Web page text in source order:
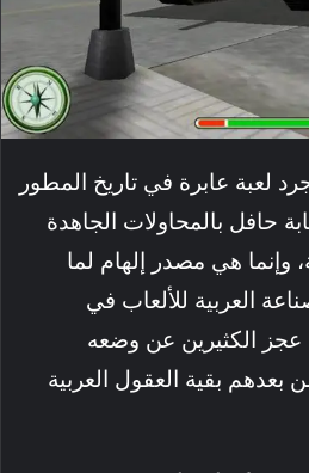
لعبة عابرة في تاريخ المطور
حافل بالمحاولات الجاهدة
وإنما هي مصدر إلهام لما
العربية للألعاب في
الكثيرين عن وضعه
بعدهم بقية العقول العربية